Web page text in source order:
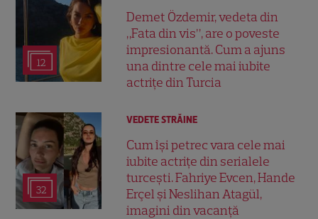
12
Demet Özdemir, vedeta din
„Fata din vis”, are o poveste
impresionantă. Cum a ajuns
una dintre cele mai iubite
actrițe din Turcia
32
VEDETE STRĂINE
Cum își petrec vara cele mai
iubite actrițe din serialele
turcești. Fahriye Evcen, Hande
Erçel și Neslihan Atagül,
imagini din vacanță